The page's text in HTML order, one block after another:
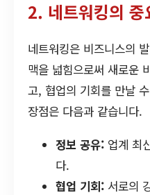
2. 네트워킹의 중
네트워킹은 비즈니스의
맥을 넓힘으로써 새로운
고, 협업의 기회를 만날
장점은 다음과 같습니다.
정보 공유: 업계 최
다.
협업 기회: 서로의